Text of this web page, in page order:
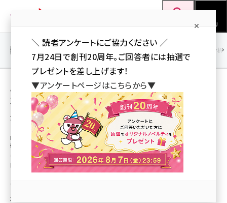
ン
MENU
seo (3523)
ai (2804)
youtube (2429)
note (2312)
SEO アクセス解析／データ分析
用語「クラウドソーシング」 が使われている記
事の一覧
全 24 記事中 1 ～ 24 を表示中
BOOK REVIEW Web担当者なら読んでおきたいこの1
冊
ウェブビジネスに必須のトレンドを集約／書評
『ウェブを変える10の破壊的トレンド』
2008年3月10日 10:00
＼ 読者アンケートにご協力ください ／
7月24日で創刊20周年。ご回答者には抽選で
プレゼントを差し上げます！
▼アンケートページはこちらから▼